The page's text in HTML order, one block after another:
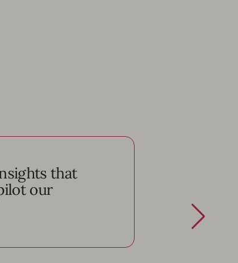
that
our